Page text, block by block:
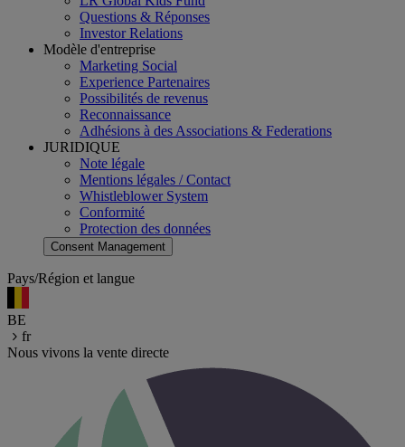
Questions & Réponses
Investor Relations
Modèle d'entreprise
Marketing Social
Experience Partenaires
Possibilités de revenus
Reconnaissance
Adhésions à des Associations & Federations
JURIDIQUE
Note légale
Mentions légales / Contact
Whistleblower System
Conformité
Protection des données
Consent Management
Pays/Région et langue
BE
fr
Nous vivons la vente directe